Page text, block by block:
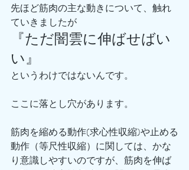
先ほど筋肉の主な動きについて、触れ
ていきましたが
『ただ闇雲に伸ばせばい
い』
というわけではないんです。
ここに落とし穴があります。
筋肉を縮める動作(求心性収縮)や止める
動作（等尺性収縮）に関しては、かな
り意識しやすいのですが、筋肉を伸ば